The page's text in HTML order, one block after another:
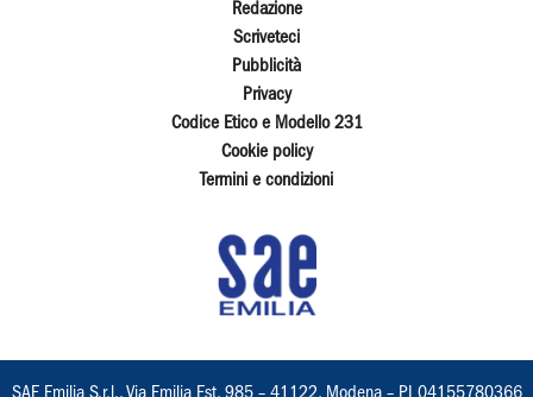
Redazione
Scriveteci
Pubblicità
Privacy
Codice Etico e Modello 231
Cookie policy
Termini e condizioni
SAE Emilia S.r.l., Via Emilia Est, 985 – 41122, Modena – PI 04155780366